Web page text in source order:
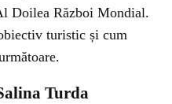
Doilea Război Mondial.
turistic și cum
Turda